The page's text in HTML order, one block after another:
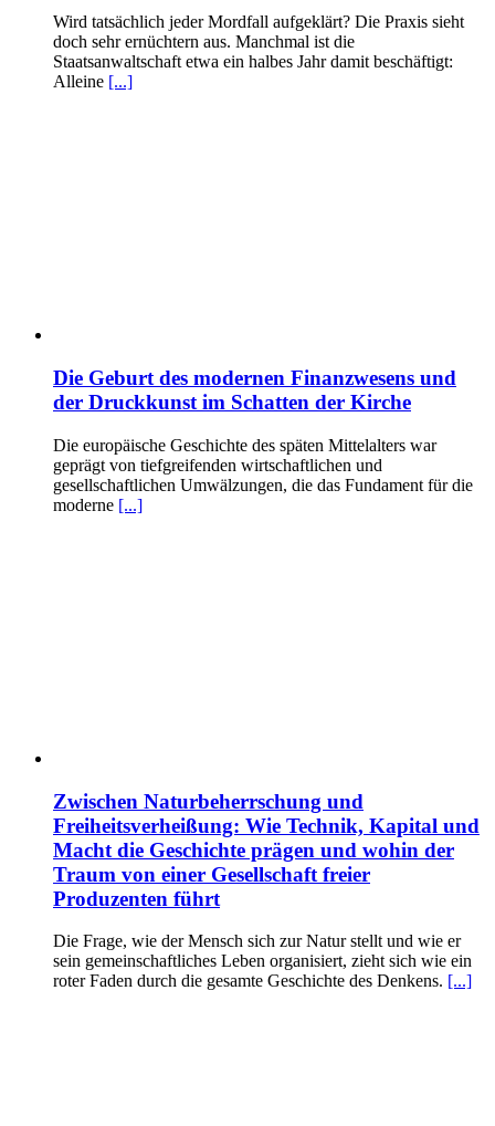
Wird tatsächlich jeder Mordfall aufgeklärt? Die Praxis sieht
doch sehr ernüchtern aus. Manchmal ist die
Staatsanwaltschaft etwa ein halbes Jahr damit beschäftigt:
Alleine [...]
Die Geburt des modernen Finanzwesens und
der Druckkunst im Schatten der Kirche
Die europäische Geschichte des späten Mittelalters war
geprägt von tiefgreifenden wirtschaftlichen und
gesellschaftlichen Umwälzungen, die das Fundament für die
moderne [...]
Zwischen Naturbeherrschung und
Freiheitsverheißung: Wie Technik, Kapital und
Macht die Geschichte prägen und wohin der
Traum von einer Gesellschaft freier
Produzenten führt
Die Frage, wie der Mensch sich zur Natur stellt und wie er
sein gemeinschaftliches Leben organisiert, zieht sich wie ein
roter Faden durch die gesamte Geschichte des Denkens. [...]